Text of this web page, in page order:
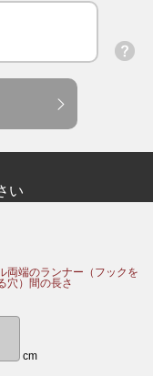
い
両端のランナー（フックを
穴）間の長さ
cm